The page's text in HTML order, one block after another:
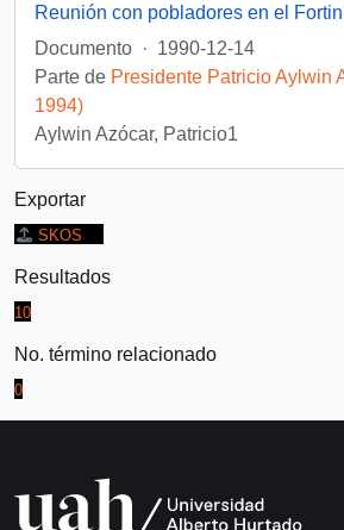
Documento · 1990-12-14
Parte de Presidente Patricio Aylwin
1994)
Aylwin Azócar, Patricio1
Exportar
SKOS
Resultados
10
No. término relacionado
0